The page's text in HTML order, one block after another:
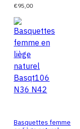
€95,00
Basquettes femme